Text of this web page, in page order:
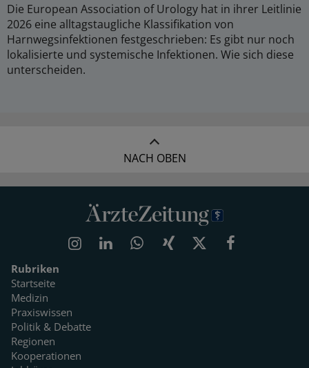
Die European Association of Urology hat in ihrer Leitlinie
2026 eine alltagstaugliche Klassifikation von
Harnwegsinfektionen festgeschrieben: Es gibt nur noch
lokalisierte und systemische Infektionen. Wie sich diese
unterscheiden.
NACH OBEN
Rubriken
Startseite
Medizin
Praxiswissen
Politik & Debatte
Regionen
Kooperationen